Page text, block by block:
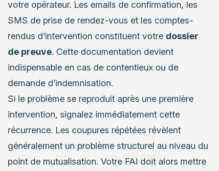
votre opérateur. Les emails de confirmation, les
SMS de prise de rendez-vous et les comptes-
rendus d’intervention constituent votre dossier
de preuve. Cette documentation devient
indispensable en cas de contentieux ou de
demande d’indemnisation.
Si le problème se reproduit après une première
intervention, signalez immédiatement cette
récurrence. Les coupures répétées révèlent
généralement un problème structurel au niveau du
point de mutualisation. Votre FAI doit alors mettre